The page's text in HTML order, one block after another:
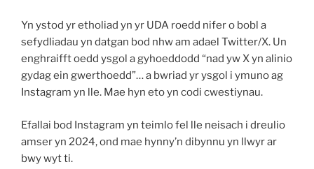
Yn ystod yr etholiad yn yr UDA roedd nifer o bobl a
sefydliadau yn datgan bod nhw am adael Twitter/X. Un
enghraifft oedd ysgol a gyhoeddodd “nad yw X yn alinio
gydag ein gwerthoedd”… a bwriad yr ysgol i ymuno ag
Instagram yn lle. Mae hyn eto yn codi cwestiynau.
Efallai bod Instagram yn teimlo fel lle neisach i dreulio
amser yn 2024, ond mae hynny’n dibynnu yn llwyr ar
bwy wyt ti.